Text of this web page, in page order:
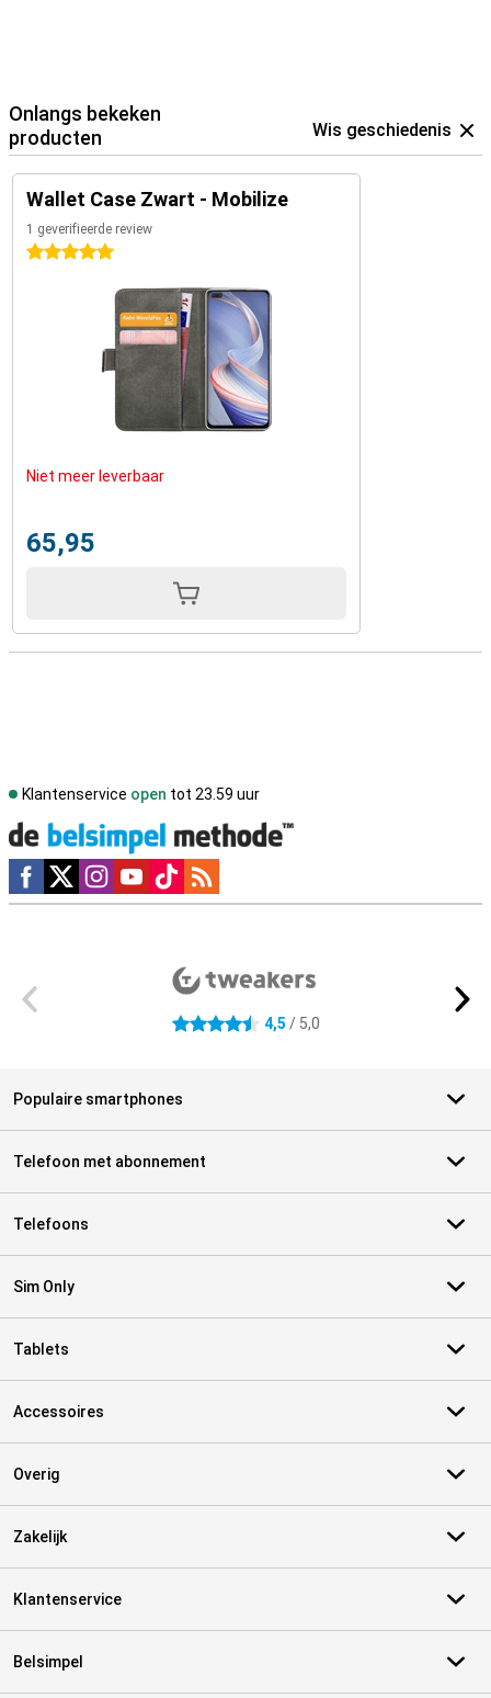
Onlangs bekeken
producten
Wis geschiedenis
Wallet Case Zwart - Mobilize
1 geverifieerde review
5 sterren
Niet meer leverbaar
65,95
Klantenservice open tot 23.59 uur
Social media
4.5 sterren 4,5 / 5,0
Populaire smartphones
Telefoon met abonnement
Telefoons
Sim Only
Tablets
Accessoires
Overig
Zakelijk
Klantenservice
Belsimpel